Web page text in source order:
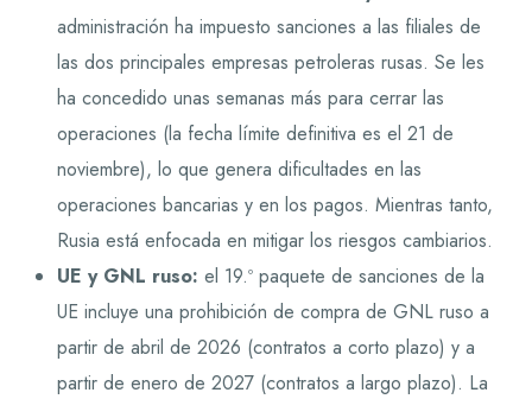
administración ha impuesto sanciones a las filiales de
las dos principales empresas petroleras rusas. Se les
ha concedido unas semanas más para cerrar las
operaciones (la fecha límite definitiva es el 21 de
noviembre), lo que genera dificultades en las
operaciones bancarias y en los pagos. Mientras tanto,
Rusia está enfocada en mitigar los riesgos cambiarios.
UE y GNL ruso: el 19.º paquete de sanciones de la
UE incluye una prohibición de compra de GNL ruso a
partir de abril de 2026 (contratos a corto plazo) y a
partir de enero de 2027 (contratos a largo plazo). La